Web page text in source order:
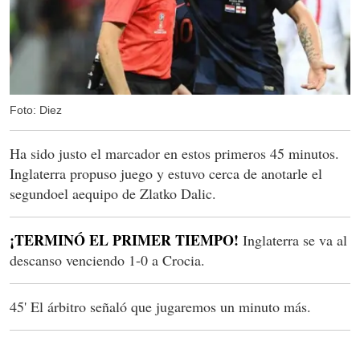
Foto: Diez
Ha sido justo el marcador en estos primeros 45 minutos.
Inglaterra propuso juego y estuvo cerca de anotarle el
segundoel aequipo de Zlatko Dalic.
¡TERMINÓ EL PRIMER TIEMPO! Inglaterra se va al
descanso venciendo 1-0 a Crocia.
45' El árbitro señaló que jugaremos un minuto más.